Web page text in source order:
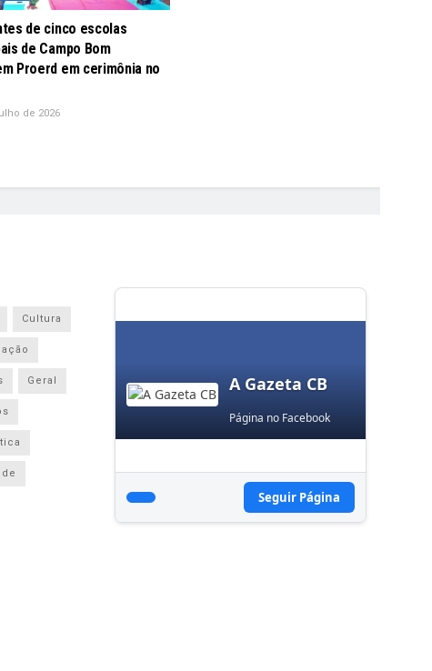
de cinco escolas
de Campo Bom
Proerd em cerimônia no
de 2026
Cultura
Geral A Gazeta CB
Página no Facebook
Seguir Página